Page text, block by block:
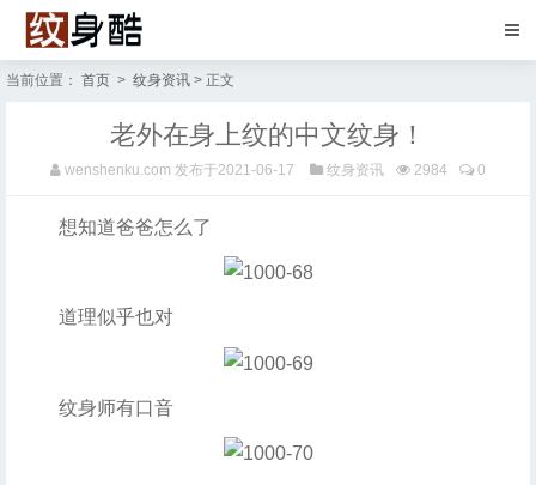
当前位置： 首页 > 纹身资讯 > 正文
老外在身上纹的中文纹身！
wenshenku.com 发布于2021-06-17 纹身资讯 2984 0
想知道爸爸怎么了
道理似乎也对
纹身师有口音